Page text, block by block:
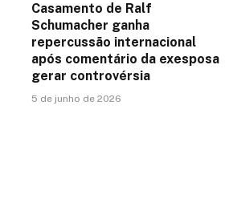
Casamento de Ralf
Schumacher ganha
repercussão internacional
após comentário da exesposa
gerar controvérsia
5 de junho de 2026